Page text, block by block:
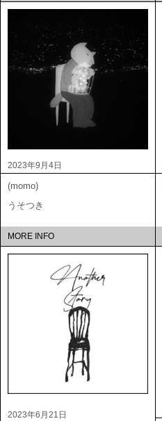
2023年9月4日
(momo)
うそつき
MORE INFO
2023年6月21日